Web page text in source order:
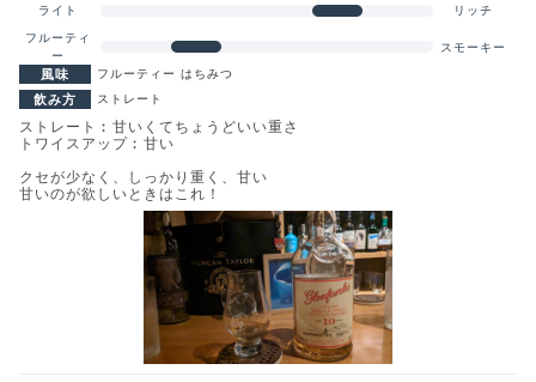
ライト
リッチ
フルーティ
ー
スモーキー
風味 フルーティー はちみつ
飲み方 ストレート
ストレート︰甘いくてちょうどいい重さ
トワイスアップ︰甘い
クセが少なく、しっかり重く、甘い
甘いのが欲しいときはこれ！